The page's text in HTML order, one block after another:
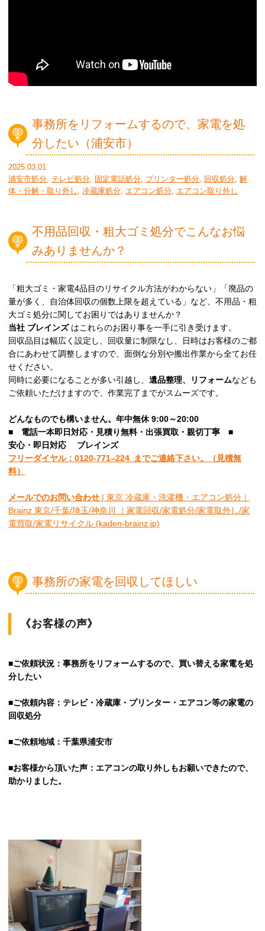
事務所をリフォームするので、家電を処
分したい（浦安市）
2025.03.01
浦安市処分, テレビ処分, 固定電話処分, プリンター処分, 回収処分, 解
体・分解・取り外し , 冷蔵庫処分, エアコン処分, エアコン取り外し
不用品回収・粗大ゴミ処分でこんなお悩
みありませんか？
「粗大ゴミ・家電4品目のリサイクル方法がわからない」「廃品の
量が多く、自治体回収の個数上限を超えている」など、不用品・粗
大ゴミ処分に関してお困りではありませんか？
当社 ブレインズはこれらのお困り事を一手に引き受けます。
回収品目は幅広く設定し、回収量に制限なし、日時はお客様のご都
合にあわせて調整しますので、面倒な分別や搬出作業から全てお任
せください。
同時に必要になることが多い引越し、 遺品整理、リフォームなども
ご依頼いただけますので、作業完了までがスムーズです。
どんなものでも構いません。年中無休 9:00～20:00
■ 電話一本即日対応・見積り無料・出張買取・親切丁寧 ■
安心・即日対応
ブレインズ
フリーダイヤル：0120-771–224 までご連絡下さい。
（見積無
料）
メールでのお問い合わせ | 東京 冷蔵庫・洗濯機・エアコン処分｜
Brainz 東京/千葉/埼玉/神奈川 ｜家電回収/家電処分/家電取外し/家
電買取/家電リサイクル (kaden-brainz.jp)
事務所の家電を回収してほしい
《お客様の声》
■ご依頼状況：事務所をリフォームするので、買い替える家電を処
分したい
■ご依頼内容：テレビ・冷蔵庫・プリンター・エアコン等の家電の
回収処分
■ご依頼地域：千葉県浦安市
■お客様から頂いた声：エアコンの取り外しもお願いできたので、
助かりました。